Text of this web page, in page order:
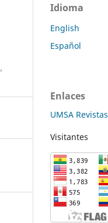
Idioma
English
Español
Enlaces
UMSA Revistas
Visitantes